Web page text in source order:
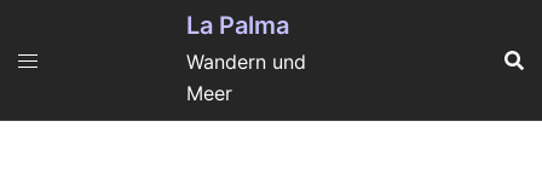
La Palma
Wandern und
Meer